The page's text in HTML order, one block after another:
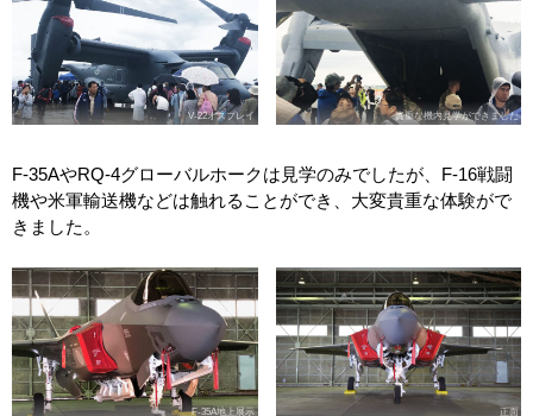
V-22オスプレイ 貴重な機内見学ができました
F-35AやRQ-4グローバルホークは見学のみでしたが、F-16戦闘
機や米軍輸送機などは触れることができ、大変貴重な体験がで
きました。
F-35A地上展示 正面